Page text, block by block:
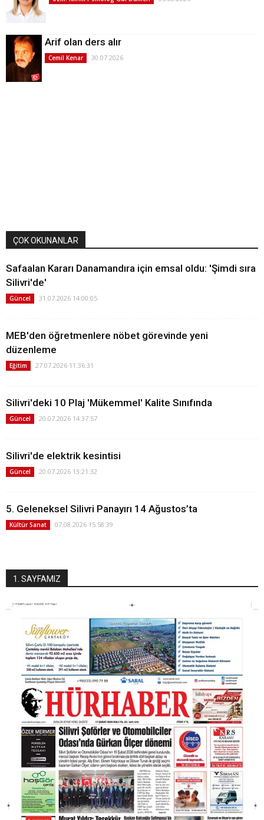
Arif olan ders alır
Cemil Kenar 30.07.2026
ÇOK OKUNANLAR
Safaalan Kararı Danamandıra için emsal oldu: 'Şimdi sıra
Silivri'de'
Güncel 31.07.2026 14:00:05
MEB'den öğretmenlere nöbet görevinde yeni
düzenleme
Eğitim 27.07.2026 11:36:31
Silivri'deki 10 Plaj 'Mükemmel' Kalite Sınıfında
Güncel 20.07.2026 14:37:57
Silivri'de elektrik kesintisi
Güncel 20.07.2026 13:21:32
5. Geleneksel Silivri Panayırı 14 Ağustos’ta
Kültür Sanat 07.08.2026 15:58:39
1. SAYFAMIZ